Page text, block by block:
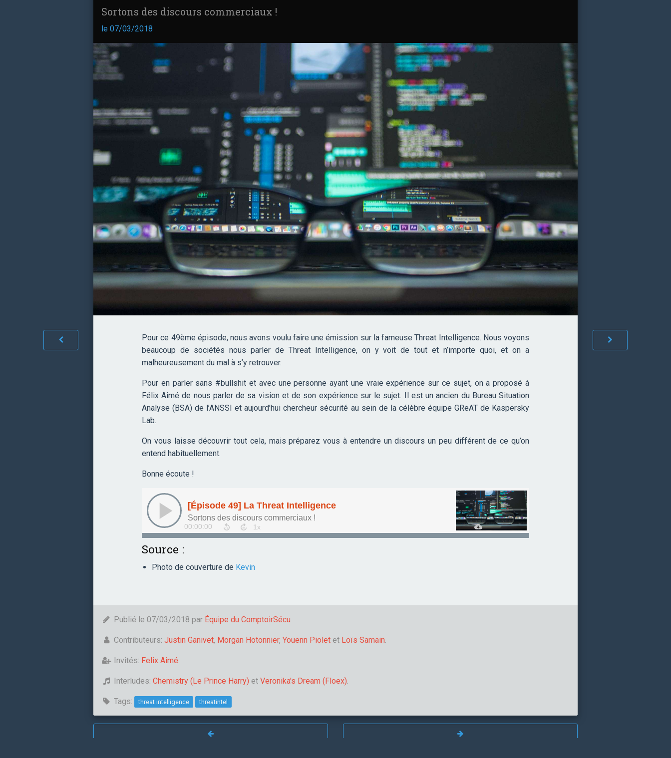
Sortons des discours commerciaux !
le 07/03/2018
Pour ce 49ème épisode, nous avons voulu faire une émission sur la fameuse Threat Intelligence. Nous voyons
beaucoup de sociétés nous parler de Threat Intelligence, on y voit de tout et n’importe quoi, et on a
malheureusement du mal à s’y retrouver.
Pour en parler sans #bullshit et avec une personne ayant une vraie expérience sur ce sujet, on a proposé à
Félix Aimé de nous parler de sa vision et de son expérience sur le sujet. Il est un ancien du Bureau Situation
Analyse (BSA) de l’ANSSI et aujourd’hui chercheur sécurité au sein de la célèbre équipe GReAT de Kaspersky
Lab.
On vous laisse découvrir tout cela, mais préparez vous à entendre un discours un peu différent de ce qu’on
entend habituellement.
Bonne écoute !
Source :
Photo de couverture de Kevin
Publié le 07/03/2018 par Équipe du ComptoirSécu
Contributeurs: Justin Ganivet, Morgan Hotonnier, Youenn Pioletet Loïs Samain
Invités: Felix Aimé
Interludes: Chemistry (Le Prince Harry) et Veronika's Dream (Floex)
Tags: threat intelligence threatintel